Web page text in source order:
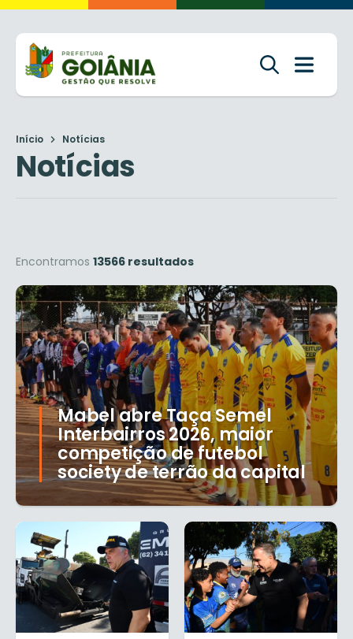
Início Notícias
Notícias
Encontramos 13566 resultados
Mabel abre Taça Semel
Interbairros 2026, maior
competição de futebol
society de terrão da capital